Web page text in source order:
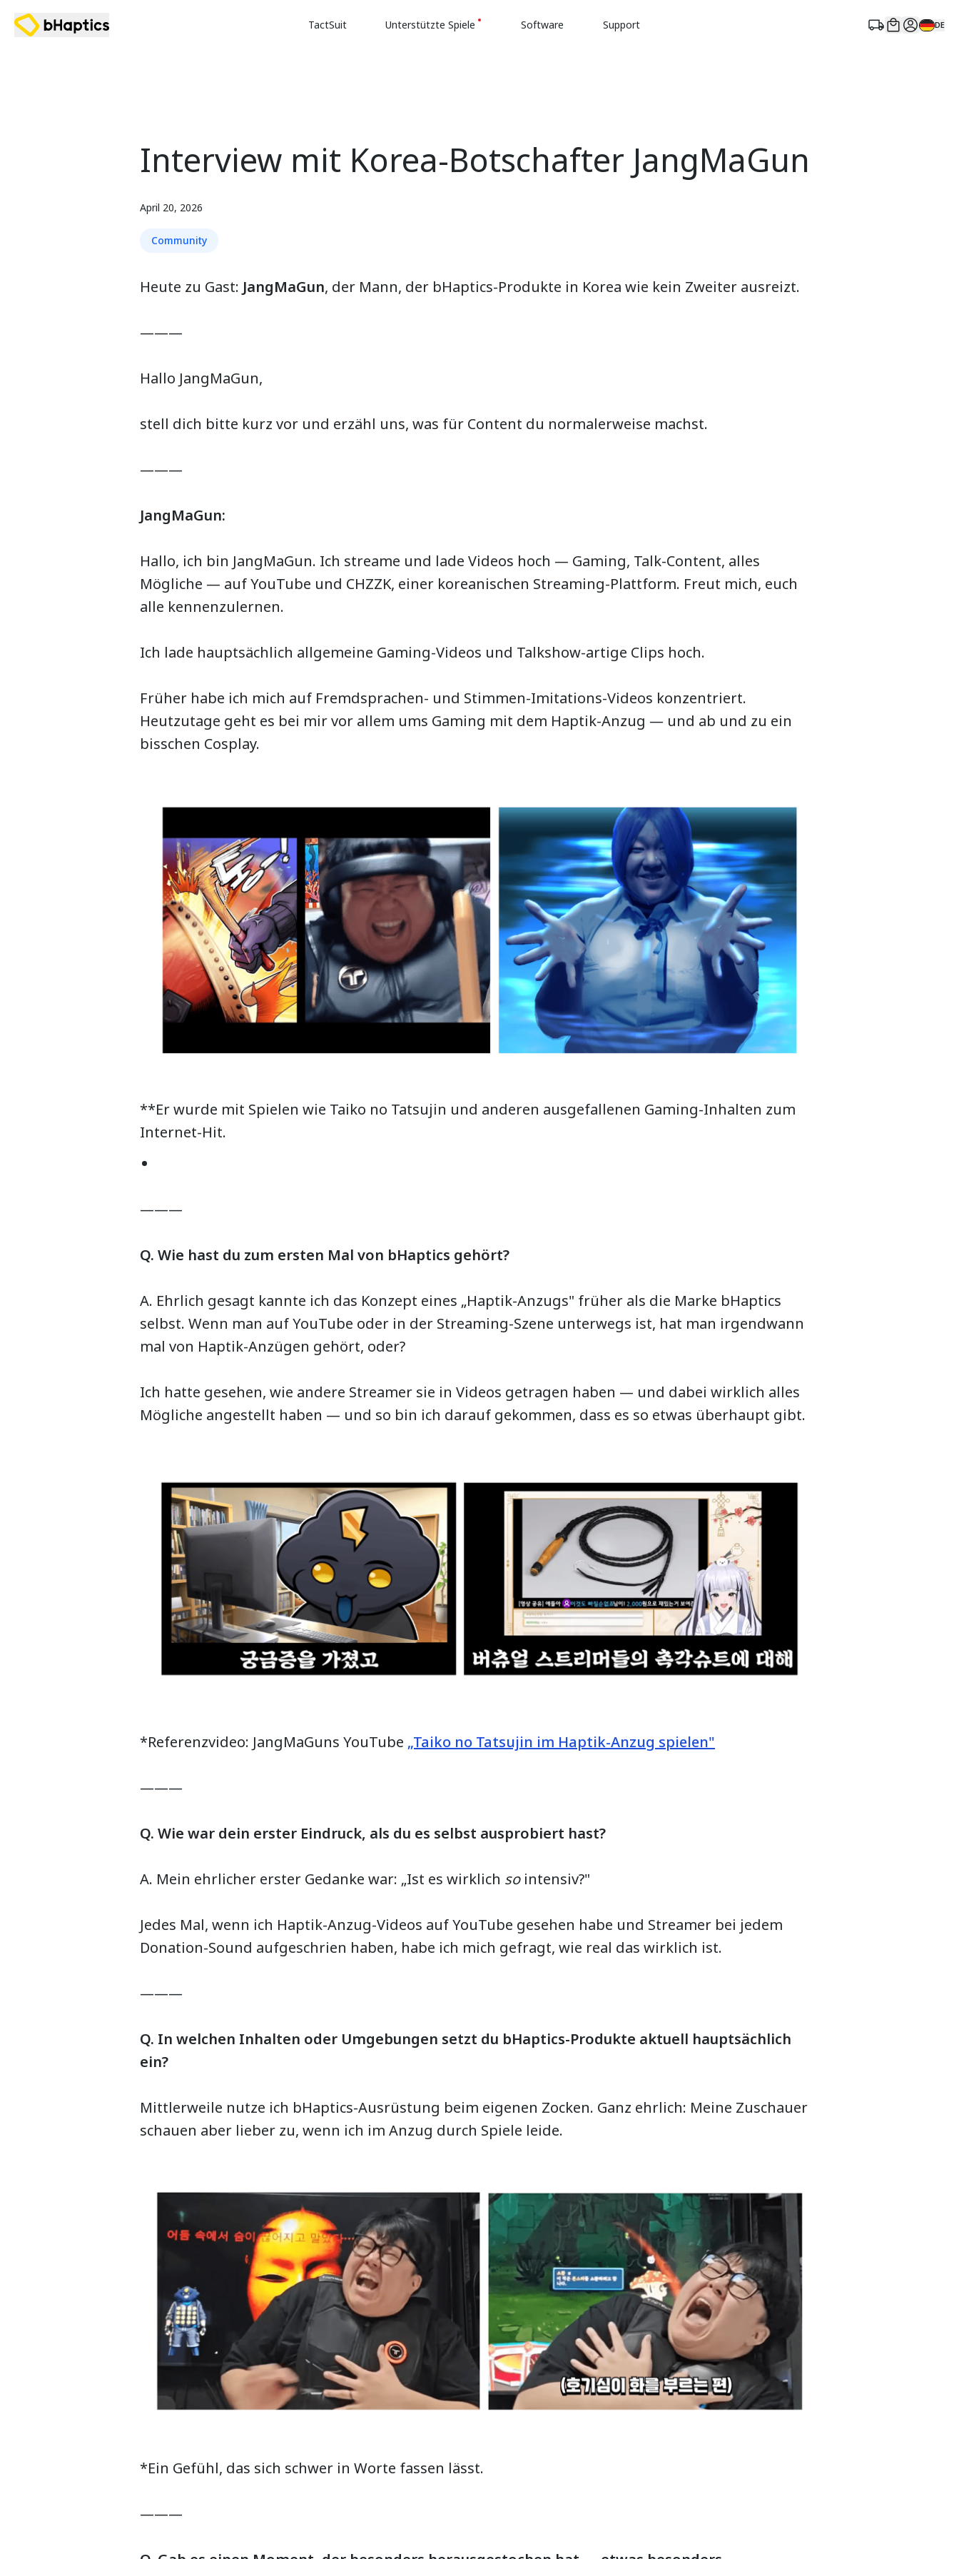
TactSuit Unterstützte Spiele Software Support DE
Interview mit Korea-Botschafter JangMaGun
April 20, 2026
Community
Heute zu Gast: JangMaGun, der Mann, der bHaptics-Produkte in Korea wie kein Zweiter ausreizt.
———
Hallo JangMaGun,
stell dich bitte kurz vor und erzähl uns, was für Content du normalerweise machst.
———
JangMaGun:
Hallo, ich bin JangMaGun. Ich streame und lade Videos hoch — Gaming, Talk-Content, alles
Mögliche — auf YouTube und CHZZK, einer koreanischen Streaming-Plattform. Freut mich, euch
alle kennenzulernen.
Ich lade hauptsächlich allgemeine Gaming-Videos und Talkshow-artige Clips hoch.
Früher habe ich mich auf Fremdsprachen- und Stimmen-Imitations-Videos konzentriert.
Heutzutage geht es bei mir vor allem ums Gaming mit dem Haptik-Anzug — und ab und zu ein
bisschen Cosplay.
**Er wurde mit Spielen wie Taiko no Tatsujin und anderen ausgefallenen Gaming-Inhalten zum
Internet-Hit.
———
Q. Wie hast du zum ersten Mal von bHaptics gehört?
A. Ehrlich gesagt kannte ich das Konzept eines „Haptik-Anzugs" früher als die Marke bHaptics
selbst. Wenn man auf YouTube oder in der Streaming-Szene unterwegs ist, hat man irgendwann
mal von Haptik-Anzügen gehört, oder?
Ich hatte gesehen, wie andere Streamer sie in Videos getragen haben — und dabei wirklich alles
Mögliche angestellt haben — und so bin ich darauf gekommen, dass es so etwas überhaupt gibt.
*Referenzvideo: JangMaGuns YouTube „Taiko no Tatsujin im Haptik-Anzug spielen"
———
Q. Wie war dein erster Eindruck, als du es selbst ausprobiert hast?
A. Mein ehrlicher erster Gedanke war: „Ist es wirklich sointensiv?"
Jedes Mal, wenn ich Haptik-Anzug-Videos auf YouTube gesehen habe und Streamer bei jedem
Donation-Sound aufgeschrien haben, habe ich mich gefragt, wie real das wirklich ist.
———
Q. In welchen Inhalten oder Umgebungen setzt du bHaptics-Produkte aktuell hauptsächlich
ein?
Mittlerweile nutze ich bHaptics-Ausrüstung beim eigenen Zocken. Ganz ehrlich: Meine Zuschauer
schauen aber lieber zu, wenn ich im Anzug durch Spiele leide.
*Ein Gefühl, das sich schwer in Worte fassen lässt.
———